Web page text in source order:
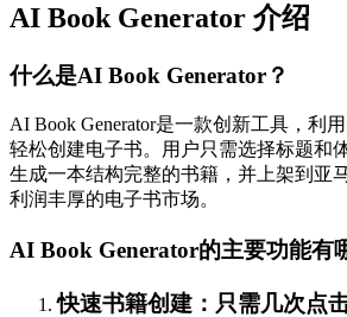
AI Book Generator 介绍
什么是AI Book Generator？
AI Book Generator是一款创新工具，利
轻松创建电子书。用户只需选择标题和
生成一本结构完整的书籍，并上架到亚
利润丰厚的电子书市场。
AI Book Generator的主要功能有
快速书籍创建：只需几次点